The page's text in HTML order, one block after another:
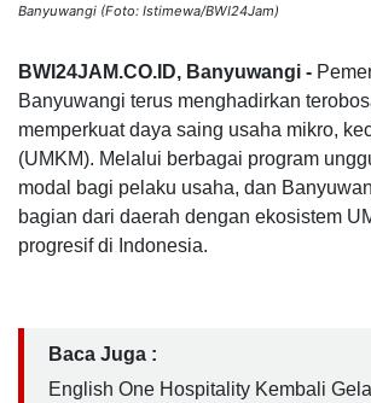
Banyuwangi (Foto: Istimewa/BWI24Jam)
BWI24JAM.CO.ID, Banyuwangi -
Banyuwangi terus menghadirkan
memperkuat daya saing usaha mikro,
(UMKM). Melalui berbagai program
modal bagi pelaku usaha, dan
bagian dari daerah dengan ekosistem
progresif di Indonesia.
Baca Juga :
English One Hospitality Kembali